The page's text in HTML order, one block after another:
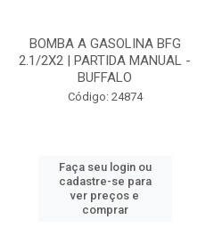
BOMBA A GASOLINA BFG
2.1/2X2 | PARTIDA MANUAL -
BUFFALO
Código: 24874
Faça seu login ou
cadastre-se para
ver preços e
comprar